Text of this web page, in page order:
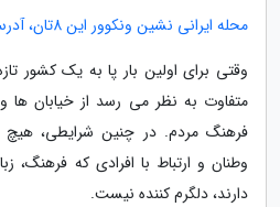
محله ایرانی نشین ونکوور این 8تان، آدرس دقیق
وقتی برای اولین بار پا به یک کشور
متفاوت به نظر می رسد از خیابان ها
فرهنگ مردم. در چنین شرایطی، هیچ
وطنان و ارتباط با افرادی که
دارند، دلگرم کننده نیست.